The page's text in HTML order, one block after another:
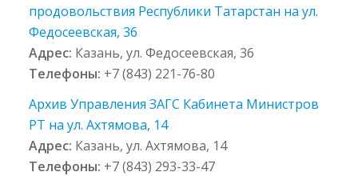
продовольствия Республики Татарстан на ул.
Федосеевская, 36
Адрес: Казань, ул. Федосеевская, 36
Телефоны: +7 (843) 221-76-80
Архив Управления ЗАГС Кабинета Министров
РТ на ул. Ахтямова, 14
Адрес: Казань, ул. Ахтямова, 14
Телефоны: +7 (843) 293-33-47